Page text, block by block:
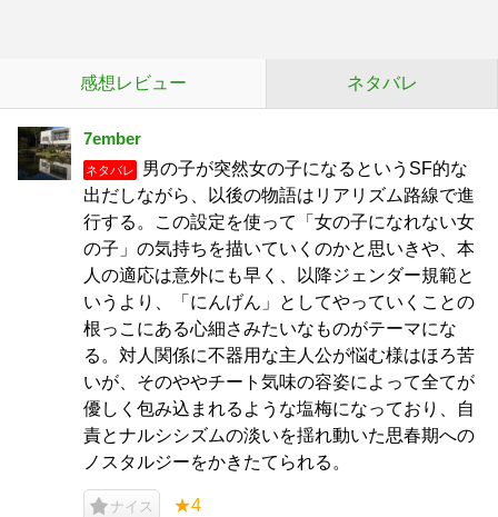
感想レビュー ネタバレ
7ember
ネタバレ
男の子が突然女の子になるというSF的な
出だしながら、以後の物語はリアリズム路線で進
行する。この設定を使って「女の子になれない女
の子」の気持ちを描いていくのかと思いきや、本
人の適応は意外にも早く、以降ジェンダー規範と
いうより、「にんげん」としてやっていくことの
根っこにある心細さみたいなものがテーマにな
る。対人関係に不器用な主人公が悩む様はほろ苦
いが、そのややチート気味の容姿によって全てが
優しく包み込まれるような塩梅になっており、自
責とナルシシズムの淡いを揺れ動いた思春期への
ノスタルジーをかきたてられる。
ナイス ★4